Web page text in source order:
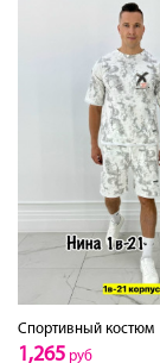
Спортивный костюм
1,265 руб